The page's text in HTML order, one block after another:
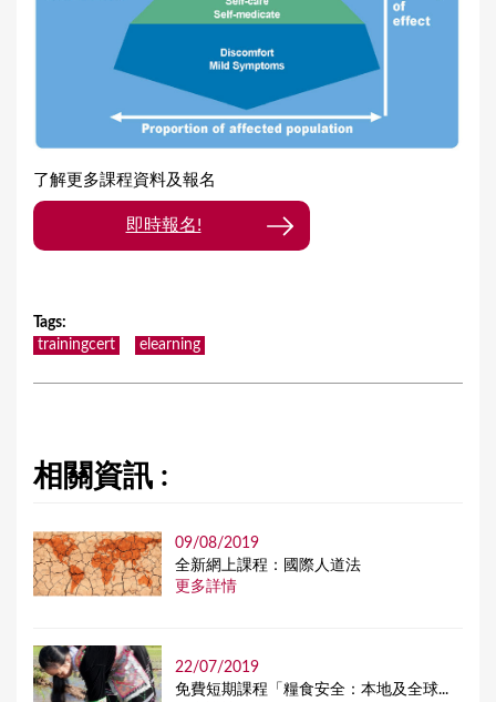
了解更多課程資料及報名
即時報名!
Tags:
trainingcert
elearning
相關資訊 :
09/08/2019
全新網上課程：國際人道法
更多詳情
22/07/2019
免費短期課程「糧食安全：本地及全球...